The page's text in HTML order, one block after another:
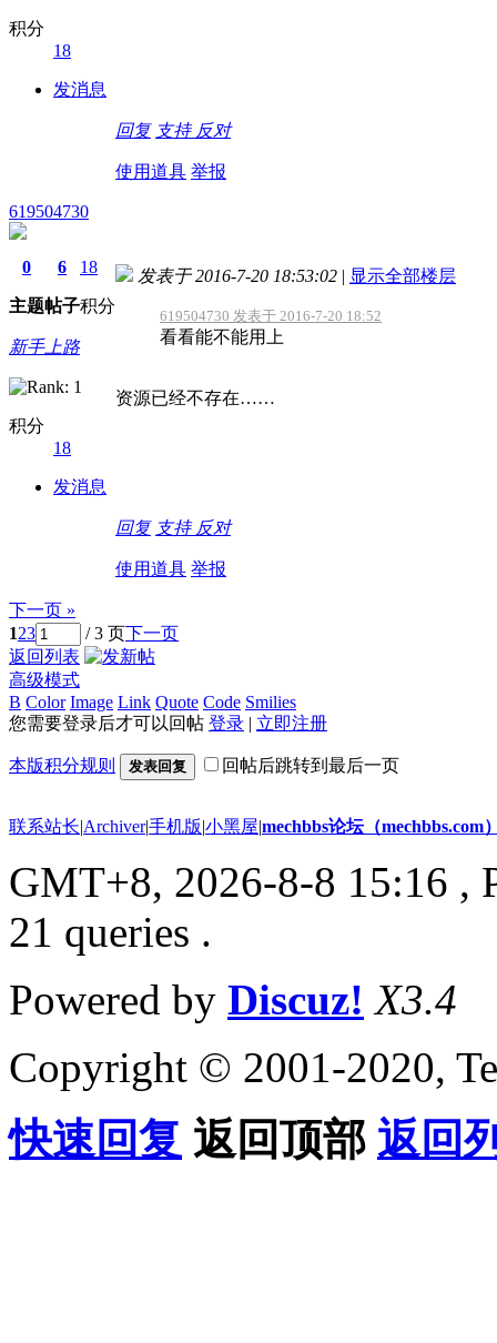
积分
18
发消息
回复 支持 反对
使用道具 举报
619504730
0
主题
6
帖子
18
积分
新手上路
积分
18
发消息
发表于 2016-7-20 18:53:02 | 显示全部楼层
619504730 发表于 2016-7-20 18:52
看看能不能用上
资源已经不存在……
回复 支持 反对
使用道具 举报
下一页 »
123 / 3 页下一页
返回列表
高级模式
B Color Image Link Quote Code Smilies
您需要登录后才可以回帖 登录 | 立即注册
本版积分规则 发表回复 回帖后跳转到最后一页
联系站长|Archiver|手机版|小黑屋|mechbbs论坛（mechbbs.com
GMT+8, 2026-8-8 15:16 ,
21 queries .
Powered by Discuz! X3.4
Copyright © 2001-2020,
快速回复 返回顶部 返回